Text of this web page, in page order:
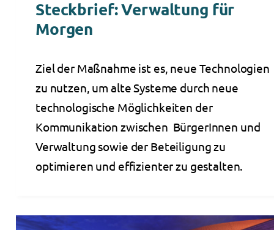
Steckbrief: Verwaltung für
Morgen
Ziel der Maßnahme ist es, neue Technologien
zu nutzen, um alte Systeme durch neue
technologische Möglichkeiten der
Kommunikation zwischen BürgerInnen und
Verwaltung sowie der Beteiligung zu
optimieren und effizienter zu gestalten.